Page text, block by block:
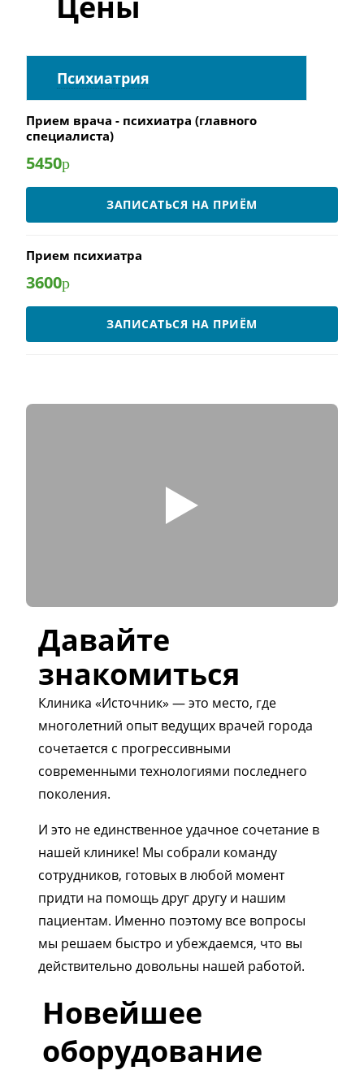
Психиатрия
Прием врача - психиатра (главного
специалиста)
5450р
ЗАПИСАТЬСЯ НА ПРИЁМ
Прием психиатра
3600р
ЗАПИСАТЬСЯ НА ПРИЁМ
Давайте
знакомиться
Клиника «Источник» — это место, где
многолетний опыт ведущих врачей города
сочетается с прогрессивными
современными технологиями последнего
поколения.
И это не единственное удачное сочетание в
нашей клинике! Мы собрали команду
сотрудников, готовых в любой момент
придти на помощь друг другу и нашим
пациентам. Именно поэтому все вопросы
мы решаем быстро и убеждаемся, что вы
действительно довольны нашей работой.
Новейшее
оборудование